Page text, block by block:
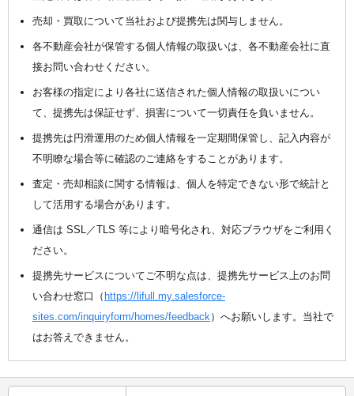
売却・買取について当社および提携先は関与しません。
各不動産会社が保管する個人情報の取扱いは、各不動産会社に直
接お問い合わせください。
お客様の指定により各社に送信された個人情報の取扱いについ
て、提携先は保証せず、損害について一切責任を負いません。
提携先は円滑運用のため個人情報を一定期間保管し、記入内容が
不明瞭な場合等に確認のご連絡をすることがあります。
査定・売却相談に関する情報は、個人を特定できない形で統計と
して活用する場合があります。
通信は SSL／TLS 等により暗号化され、対応ブラウザをご利用く
ださい。
提携先サービスについてご不明な点は、提携先サービス上のお問
い合わせ窓口（ https://lifull.my.salesforce-
sites.com/inquiryform/homes/feedback ）へお願いします。当社で
はお答えできません。